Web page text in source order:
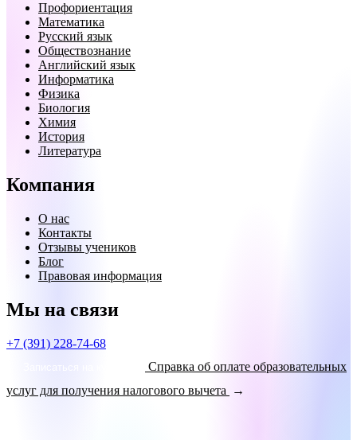
Профориентация
Математика
Русский язык
Обществознание
Английский язык
Информатика
Физика
Биология
Химия
История
Литература
Компания
О нас
Контакты
Отзывы учеников
Блог
Правовая информация
Мы на связи
+7 (391) 228-74-68
Справка об оплате образовательных
услуг для получения налогового вычета